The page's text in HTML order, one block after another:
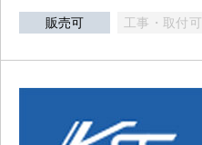
販売可 工事・取付可